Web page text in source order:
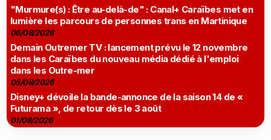
"Murmure(s) : Être au-delà-de" : Canal+ Caraïbes met en
lumière les parcours de personnes trans en Martinique
06/08/2026
Demain Outremer TV : lancement prévu le 12 novembre
dans les Caraïbes du nouveau média dédié à l'emploi
dans les Outre-mer
05/08/2026
Disney+ dévoile la bande-annonce de la saison 14 de «
Futurama », de retour dès le 3 août
01/08/2026